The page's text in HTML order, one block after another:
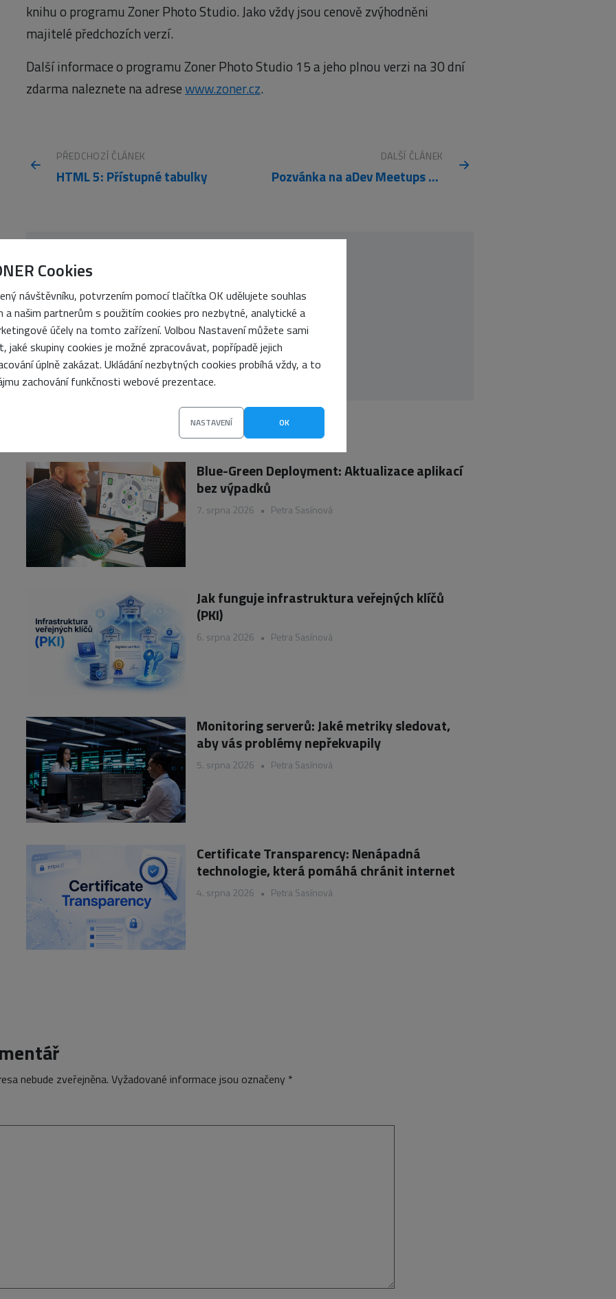
Cookies
návštěvníku, potvrzením pomocí tlačítka OK udělujete souhlas
a našim partnerům s použitím cookies pro nezbytné, analytické a
účely na tomto zařízení. Volbou Nastavení můžete sami
jaké skupiny cookies je možné zpracovávat, popřípadě jejich
úplně zakázat. Ukládání nezbytných cookies probíhá vždy, a to
zachování funkčnosti webové prezentace.
NASTAVENÍ OK
knihu o programu Zoner Photo Studio. Jako vždy jsou cenově zvýhodněni
majitelé předchozích verzí.
Další informace o programu Zoner Photo Studio 15 a jeho plnou verzi na 30 dní
zdarma naleznete na adresewww.zoner.cz.
PŘEDCHOZÍ ČLÁNEK
HTML 5: Přístupné tabulky
DALŠÍ ČLÁNEK
Pozvánka na aDev Meetups #1
Interval.cz Press
Blue-Green Deployment: Aktualizace aplikací
bez výpadků
7. srpna 2026 • Petra Sasínová
Jak funguje infrastruktura veřejných klíčů
(PKI)
6. srpna 2026 • Petra Sasínová
Monitoring serverů: Jaké metriky sledovat,
aby vás problémy nepřekvapily
5. srpna 2026 • Petra Sasínová
Certificate Transparency: Nenápadná
technologie, která pomáhá chránit internet
4. srpna 2026 • Petra Sasínová
nebude zveřejněna. Vyžadované informace jsou označeny *